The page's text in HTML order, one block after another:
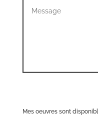
Mes oeuvres sont